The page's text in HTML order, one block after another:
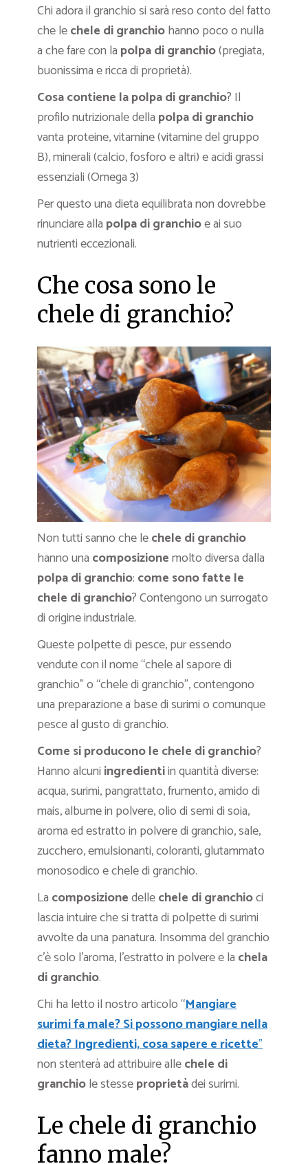
Chi adora il granchio si sarà reso conto del fatto
che lechele di granchiohanno poco o nulla
a che fare con la polpa di granchio(pregiata,
buonissima e ricca di proprietà).
Cosa contiene la polpa di granchio? Il
profilo nutrizionale della polpa di granchio
vanta proteine, vitamine (vitamine del gruppo
B), minerali (calcio, fosforo e altri) e acidi grassi
essenziali (Omega 3)
Per questo una dieta equilibrata non dovrebbe
rinunciare alla polpa di granchioe ai suo
nutrienti eccezionali.
Che cosa sono le
chele di granchio?
Non tutti sanno che lechele di granchio
hanno una composizionemolto diversa dalla
polpa di granchio: come sono fatte le
chele di granchio? Contengono un surrogato
di origine industriale.
Queste polpette di pesce, pur essendo
vendute con il nome “chele al sapore di
granchio” o “chele di granchio”, contengono
una preparazione a base di surimi o comunque
pesce al gusto di granchio.
Come si producono le chele di granchio?
Hanno alcuni ingredientiin quantità diverse:
acqua, surimi, pangrattato, frumento, amido di
mais, albume in polvere, olio di semi di soia,
aroma ed estratto in polvere di granchio, sale,
zucchero, emulsionanti, coloranti, glutammato
monosodico e chele di granchio.
La composizionedellechele di granchioci
lascia intuire che si tratta di polpette di surimi
avvolte da una panatura. Insomma del granchio
c’è solo l’aroma, l’estratto in polvere e la chela
di granchio.
Chi ha letto il nostro articolo “Mangiare
surimi fa male? Si possono mangiare nella
dieta? Ingredienti, cosa sapere e ricette”
non stenterà ad attribuire allechele di
granchiole stesseproprietàdei surimi.
Le chele di granchio
fanno male?